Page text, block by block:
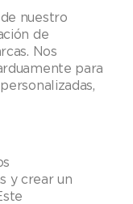
nuestro
de
Nos
para
y crear un